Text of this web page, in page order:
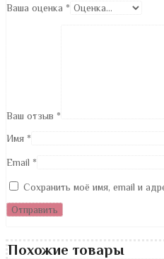
Ваша оценка *
Ваш отзыв *
Имя *
Email *
Сохранить моё имя, email и
Похожие товары